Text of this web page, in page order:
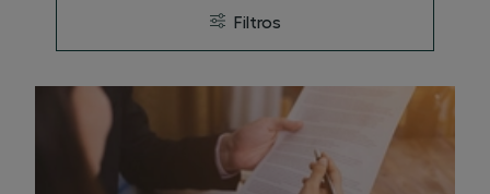
Filtros